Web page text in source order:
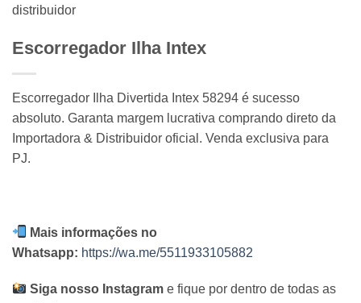
Escorregador Ilha Intex
Escorregador Ilha Divertida Intex 58294 é sucesso
absoluto. Garanta margem lucrativa comprando direto da
Importadora & Distribuidor oficial. Venda exclusiva para
PJ.
Mais informações no
Whatsapp: https://wa.me/5511933105882
Siga nosso Instagram e fique por dentro de todas as